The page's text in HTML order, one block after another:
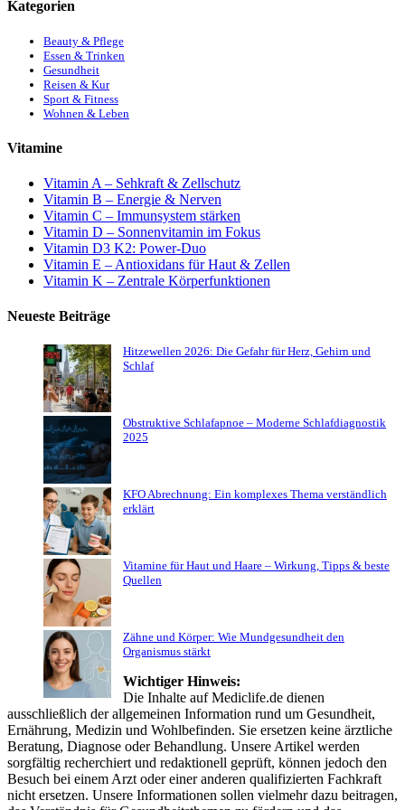
Kategorien
Beauty & Pflege
Essen & Trinken
Gesundheit
Reisen & Kur
Sport & Fitness
Wohnen & Leben
Vitamine
Vitamin A – Sehkraft & Zellschutz
Vitamin B – Energie & Nerven
Vitamin C – Immunsystem stärken
Vitamin D – Sonnenvitamin im Fokus
Vitamin D3 K2: Power-Duo
Vitamin E – Antioxidans für Haut & Zellen
Vitamin K – Zentrale Körperfunktionen
Neueste Beiträge
Hitzewellen 2026: Die Gefahr für Herz, Gehirn und
Schlaf
Obstruktive Schlafapnoe – Moderne Schlafdiagnostik
2025
KFO Abrechnung: Ein komplexes Thema verständlich
erklärt
Vitamine für Haut und Haare – Wirkung, Tipps & beste
Quellen
Zähne und Körper: Wie Mundgesundheit den
Organismus stärkt
Wichtiger Hinweis:
Die Inhalte auf Mediclife.de dienen
ausschließlich der allgemeinen Information rund um Gesundheit,
Ernährung, Medizin und Wohlbefinden. Sie ersetzen keine ärztliche
Beratung, Diagnose oder Behandlung. Unsere Artikel werden
sorgfältig recherchiert und redaktionell geprüft, können jedoch den
Besuch bei einem Arzt oder einer anderen qualifizierten Fachkraft
nicht ersetzen. Unsere Informationen sollen vielmehr dazu beitragen,